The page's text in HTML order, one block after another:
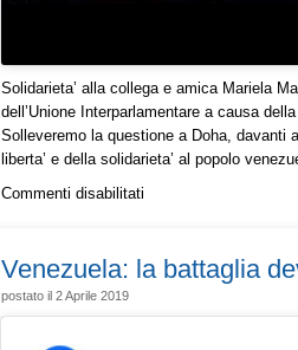
Solidarieta’ alla collega e amica Mariela
dell’Unione Interparlamentare a causa
Solleveremo la questione a Doha, davanti
liberta’ e della solidarieta’ al popolo
Commenti disabilitati
Magallanes,
vicenda
Venezuela: la battaglia
postato il 2 Aprile 2019